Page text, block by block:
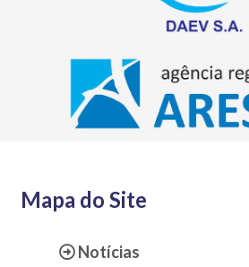
Mapa do Site
Notícias